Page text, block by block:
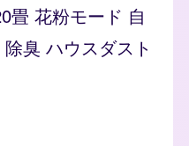
畳 花粉モード 自
臭 ハウスダスト